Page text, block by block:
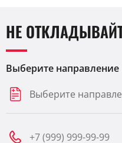
НЕ
Выберите направление
Выберите